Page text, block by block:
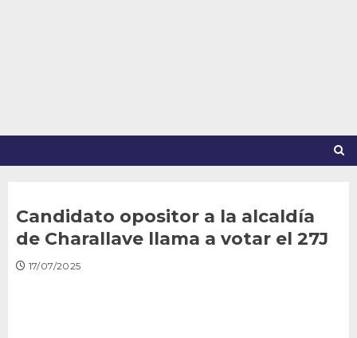
Candidato opositor a la alcaldía
de Charallave llama a votar el 27J
17/07/2025